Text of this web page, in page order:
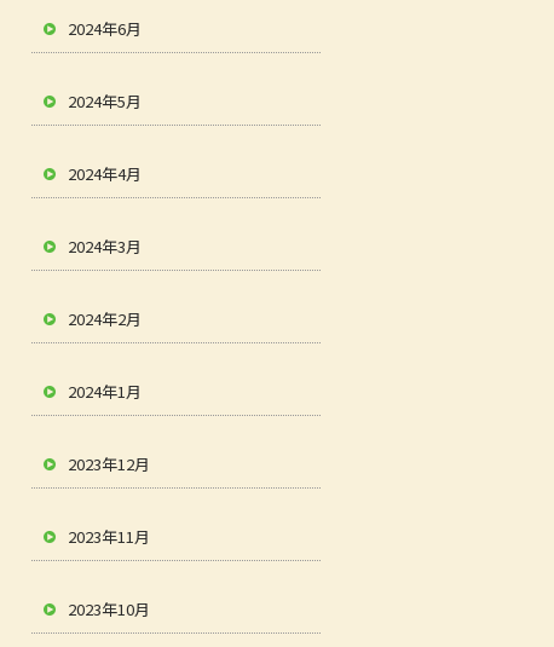
2024年6月
2024年5月
2024年4月
2024年3月
2024年2月
2024年1月
2023年12月
2023年11月
2023年10月